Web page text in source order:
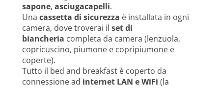
sapone, asciugacapelli.
Una cassetta di sicurezza è installata in ogni
camera, dove troverai il set di
biancheria completa da camera (lenzuola,
copricuscino, piumone e copripiumone e
coperte).
Tutto il bed and breakfast è coperto da
connessione ad internet LAN e WiFi (la